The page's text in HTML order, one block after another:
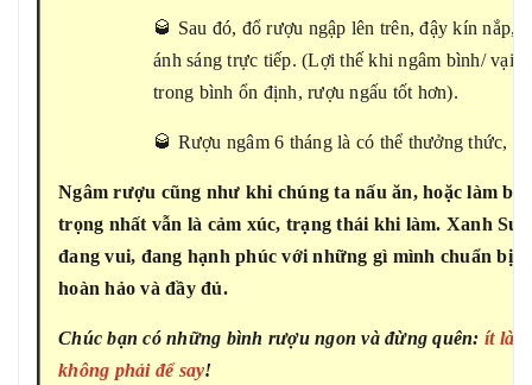
🥃 Sau đó, đổ rượu ngập lên trên, đậy kín nắp,
ánh sáng trực tiếp. (Lợi thế khi ngâm bình/ vại
trong bình ổn định, rượu ngấu tốt hơn).
🥃 Rượu ngâm 6 tháng là có thể thưởng thức,
Ngâm rượu cũng như khi chúng ta nấu ăn, hoặc làm
trọng nhất vẫn là cảm xúc, trạng thái khi làm. Xanh
đang vui, đang hạnh phúc với những gì mình chuẩn bị
hoàn hảo và đầy đủ.
Chúc bạn có những bình rượu ngon và đừng quên: ít là
không phải để say!